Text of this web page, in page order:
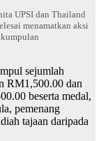
UPSI dan Thailand
menamatkan aksi
kumpulan
sejumlah
RM1,500.00 dan
beserta medal,
pemenang
tajaan daripada